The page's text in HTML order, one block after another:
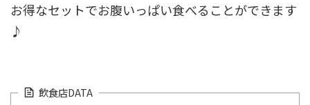
お得なセットでお腹いっぱい食べることができます
♪
飲食店DATA